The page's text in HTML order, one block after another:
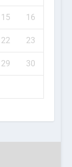
15 16
22 23
29 30